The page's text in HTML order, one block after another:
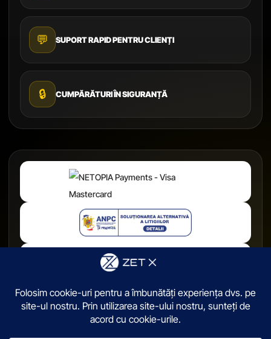
💬 SUPORT RAPID PENTRU CLIENȚI
🔒 CUMPĂRĂTURI ÎN SIGURANȚĂ